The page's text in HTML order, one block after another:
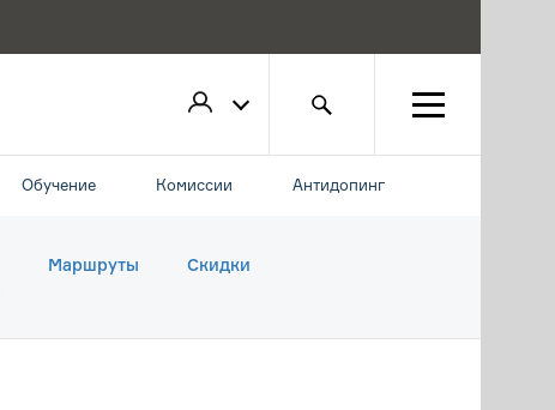
Обучение Комиссии Антидопинг
Маршруты Скидки